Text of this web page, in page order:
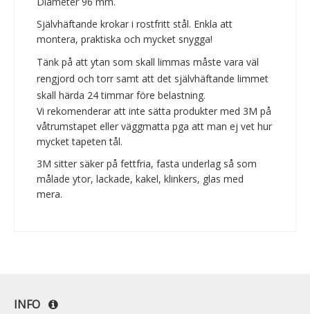
Självhäftande krokar i rostfritt stål. Enkla att
montera, praktiska och mycket snygga!
Tänk på att ytan som skall limmas måste vara väl
rengjord och torr samt att det självhäftande limmet
skall härda 24 timmar före belastning.
Vi rekomenderar att inte sätta produkter med 3M på
våtrumstapet eller väggmatta pga att man ej vet hur
mycket tapeten tål.
3M sitter säker på fettfria, fasta underlag så som
målade ytor, lackade, kakel, klinkers, glas med
mera.
INFO